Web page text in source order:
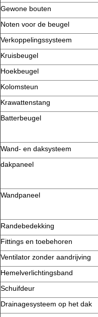
Gewone bouten
Noten voor de beugel
Verkoppelingssysteem
Kruisbeugel
Hoekbeugel
Kolomsteun
Krawattenstang
Batterbeugel
Wand- en daksysteem
dakpaneel
Wandpaneel
Randebedekking
Fittings en toebehoren
Ventilator zonder aandrijving
Hemelverlichtingsband
Schuifdeur
Drainagesysteem op het dak